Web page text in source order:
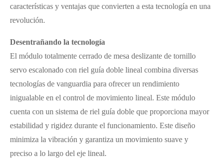
características y ventajas que convierten a esta tecnología en una
revolución.
Desentrañando la tecnología
El módulo totalmente cerrado de mesa deslizante de tornillo
servo escalonado con riel guía doble lineal combina diversas
tecnologías de vanguardia para ofrecer un rendimiento
inigualable en el control de movimiento lineal. Este módulo
cuenta con un sistema de riel guía doble que proporciona mayor
estabilidad y rigidez durante el funcionamiento. Este diseño
minimiza la vibración y garantiza un movimiento suave y
preciso a lo largo del eje lineal.